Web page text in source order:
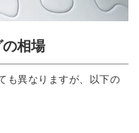
相場
も異なりますが、以下の